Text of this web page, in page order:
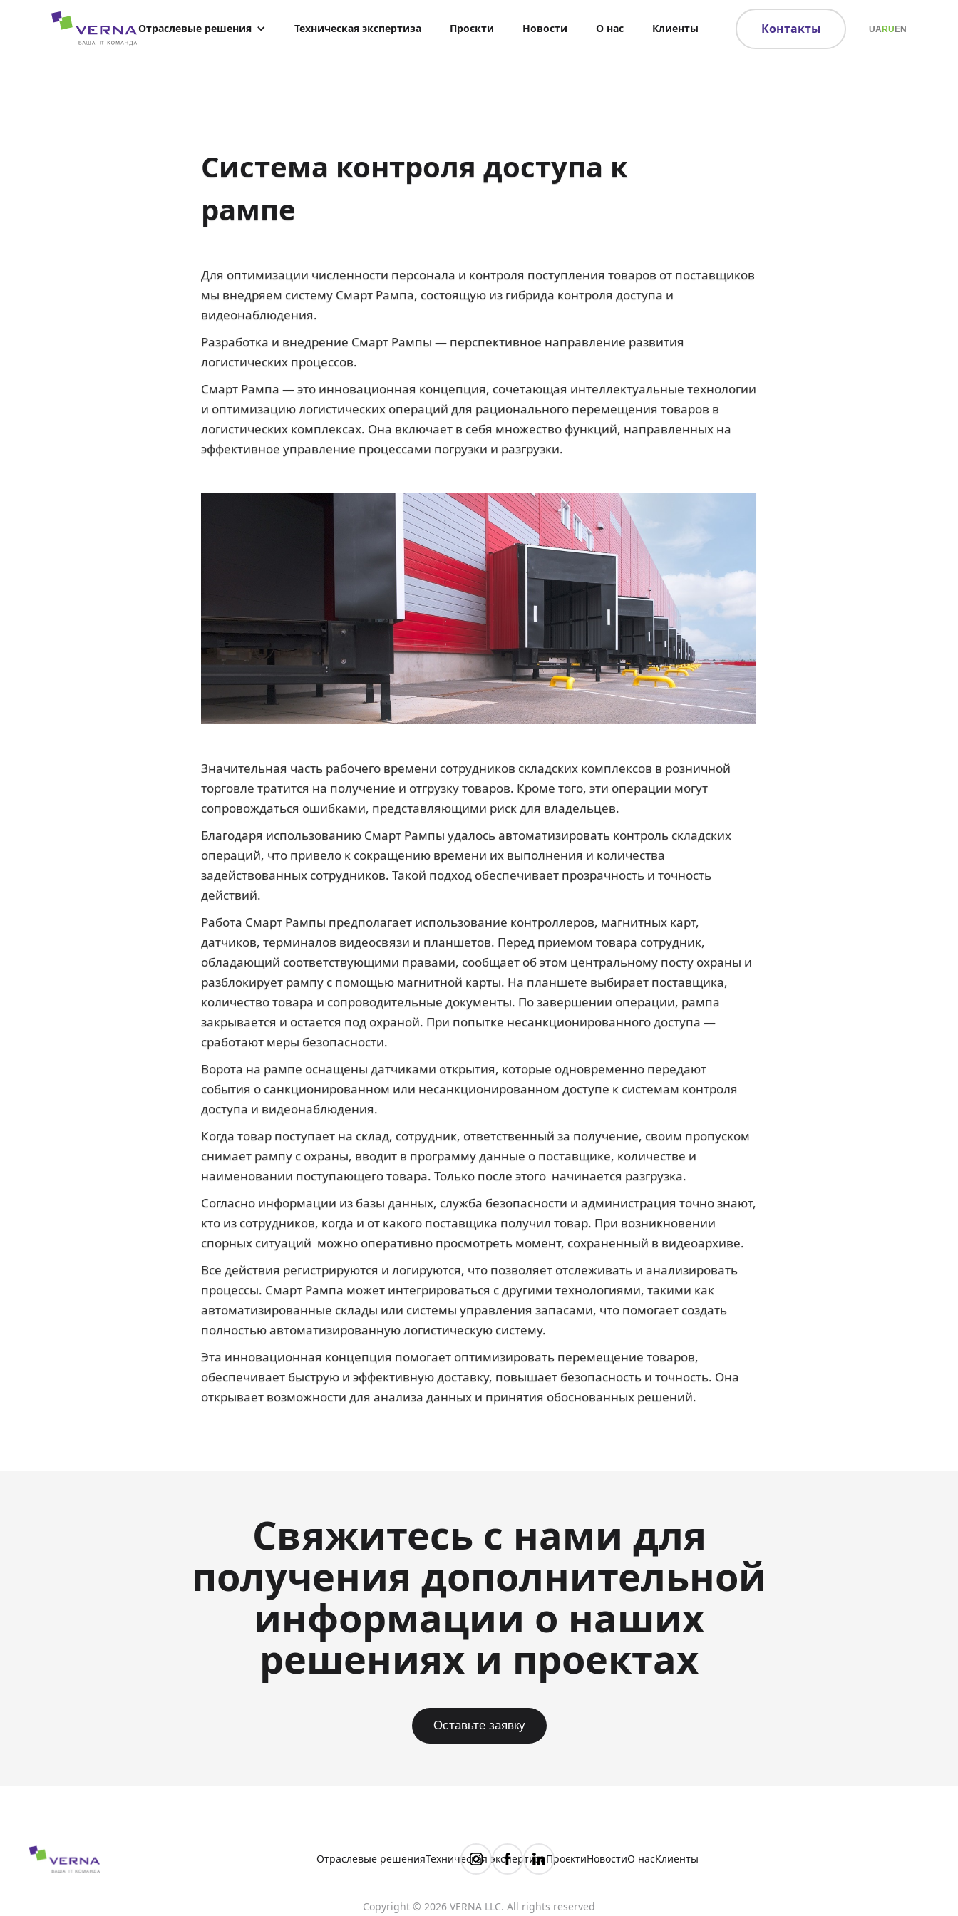
Отраслевые решения Техническая экспертиза Проєкти Новости О нас Клиенты Контакты UARUEN
Система контроля доступа к
рампе
Для оптимизации численности персонала и контроля поступления товаров от поставщиков
мы внедряем систему Смарт Рампа, состоящую из гибрида контроля доступа и
видеонаблюдения.
Разработка и внедрение Смарт Рампы — перспективное направление развития
логистических процессов.
Смарт Рампа — это инновационная концепция, сочетающая интеллектуальные технологии
и оптимизацию логистических операций для рационального перемещения товаров в
логистических комплексах. Она включает в себя множество функций, направленных на
эффективное управление процессами погрузки и разгрузки.
Значительная часть рабочего времени сотрудников складских комплексов в розничной
торговле тратится на получение и отгрузку товаров. Кроме того, эти операции могут
сопровождаться ошибками, представляющими риск для владельцев.
Благодаря использованию Смарт Рампы удалось автоматизировать контроль складских
операций, что привело к сокращению времени их выполнения и количества
задействованных сотрудников. Такой подход обеспечивает прозрачность и точность
действий.
Работа Смарт Рампы предполагает использование контроллеров, магнитных карт,
датчиков, терминалов видеосвязи и планшетов. Перед приемом товара сотрудник,
обладающий соответствующими правами, сообщает об этом центральному посту охраны и
разблокирует рампу с помощью магнитной карты. На планшете выбирает поставщика,
количество товара и сопроводительные документы. По завершении операции, рампа
закрывается и остается под охраной. При попытке несанкционированного доступа —
сработают меры безопасности.
Ворота на рампе оснащены датчиками открытия, которые одновременно передают
события о санкционированном или несанкционированном доступе к системам контроля
доступа и видеонаблюдения.
Когда товар поступает на склад, сотрудник, ответственный за получение, своим пропуском
снимает рампу с охраны, вводит в программу данные о поставщике, количестве и
наименовании поступающего товара. Только после этого начинается разгрузка.
Согласно информации из базы данных, служба безопасности и администрация точно знают,
кто из сотрудников, когда и от какого поставщика получил товар. При возникновении
спорных ситуаций можно оперативно просмотреть момент, сохраненный в видеоархиве.
Все действия регистрируются и логируются, что позволяет отслеживать и анализировать
процессы. Смарт Рампа может интегрироваться с другими технологиями, такими как
автоматизированные склады или системы управления запасами, что помогает создать
полностью автоматизированную логистическую систему.
Эта инновационная концепция помогает оптимизировать перемещение товаров,
обеспечивает быструю и эффективную доставку, повышает безопасность и точность. Она
открывает возможности для анализа данных и принятия обоснованных решений.
Свяжитесь с нами для
получения дополнительной
информации о наших
решениях и проектах
Оставьте заявку
Отраслевые решенияТехническая экспертизаПроєктиНовостиО насКлиенты
Copyright © 2026 VERNA LLC. All rights reserved